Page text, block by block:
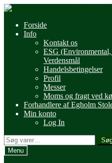
Spring
navigation
Spring
indholdForside
Info
Kontakt os
ESG
Verdensmål
Handelsbetingelser
Profil
Messer
Moms og fragt ved
Forhandlere af Egholm
Min konto
Log In
Søg
efter:
Menu